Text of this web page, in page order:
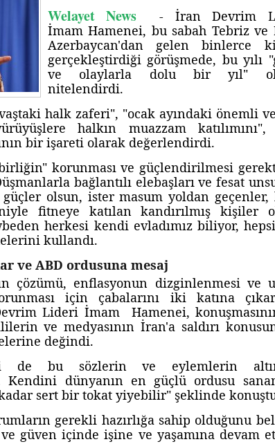
Welayet News - İran Devrim
İmam Hamenei, bu sabah Tebriz ve
Azerbaycan'dan gelen binlerce
gerçekleştirdiği görüşmede, bu yılı
ve olaylarla dolu bir yıl"
nitelendirdi.
halk zaferi", "ocak ayındaki önemli
halkın muazzam
bir işareti olarak değerlendirdi.
korunması ve güçlendirilmesi
bağlantılı elebaşları ve fesat
olsun, ister masum yoldan geçenler,
fitneye katılan kandırılmış kişiler
herkesi kendi evladımız biliyor,
kullandı.
ve ABD ordusuna mesaj
çözümü, enflasyonun dizginlenmesi ve
için çabalarını iki katına
Lideri İmam Hamenei,
ve medyasının İran'a saldırı
değindi.
de bu sözlerin ve eylemlerin
Kendini dünyanın en güçlü ordusu
sert bir tokat yiyebilir" şeklinde
gerekli hazırlığa sahip olduğunu
güven içinde işine ve yaşamına devam